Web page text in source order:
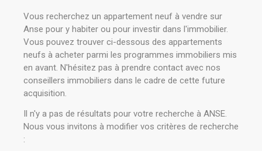
Vous recherchez un appartement neuf à vendre sur
Anse pour y habiter ou pour investir dans l'immobilier.
Vous pouvez trouver ci-dessous des appartements
neufs à acheter parmi les programmes immobiliers mis
en avant. N'hésitez pas à prendre contact avec nos
conseillers immobiliers dans le cadre de cette future
acquisition.
Il n'y a pas de résultats pour votre recherche à ANSE.
Nous vous invitons à modifier vos critères de recherche
: